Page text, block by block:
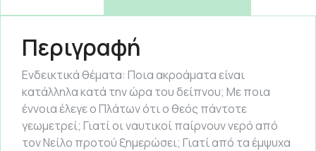
Περιγραφή
Ενδεικτικά θέματα: Ποια ακροάματα είναι
κατάλληλα κατά την ώρα του δείπνου; Με ποια
έννοια έλεγε ο Πλάτων ότι ο θεός πάντοτε
γεωμετρεί; Γιατί οι ναυτικοί παίρνουν νερό από
τον Νείλο προτού ξημερώσει; Γιατί από τα έμψυχα